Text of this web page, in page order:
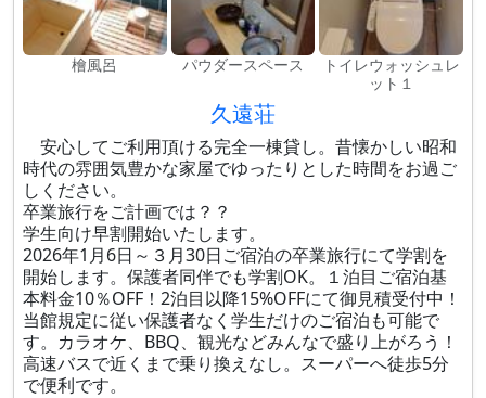
檜風呂 パウダースペース
トイレウォッシュレ
ット１
久遠荘
安心してご利用頂ける完全一棟貸し。昔懐かしい昭和
時代の雰囲気豊かな家屋でゆったりとした時間をお過ご
しください。
卒業旅行をご計画では？？
学生向け早割開始いたします。
2026年1月6日～３月30日ご宿泊の卒業旅行にて学割を
開始します。保護者同伴でも学割OK。１泊目ご宿泊基
本料金10％OFF！2泊目以降15%OFFにて御見積受付中！
当館規定に従い保護者なく学生だけのご宿泊も可能で
す。カラオケ、BBQ、観光などみんなで盛り上がろう！
高速バスで近くまで乗り換えなし。スーパーへ徒歩5分
で便利です。